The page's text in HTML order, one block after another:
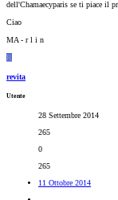
dell'Chamaecyparis se ti piace il
Ciao
MA - r l i n
R
revita
Utente
28 Settembre 2014
265
0
265
11 Ottobre 2014